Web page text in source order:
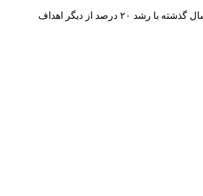
همچنین تولید گریدهای صادراتی تا سقف ۳۰۰ هزار تن، افزایش متوسط تعداد ذوب روزانه در ماه به ۲۳ ذوب و افزایش سبد تولید محصول صادراتی نسبت به سال گذشته با رشد ۲۰ درصد از دیگر اهداف